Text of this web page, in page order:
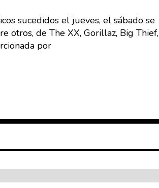
sucedidos el jueves, el sábado se
otros, de The XX, Gorillaz, Big Thief,
por